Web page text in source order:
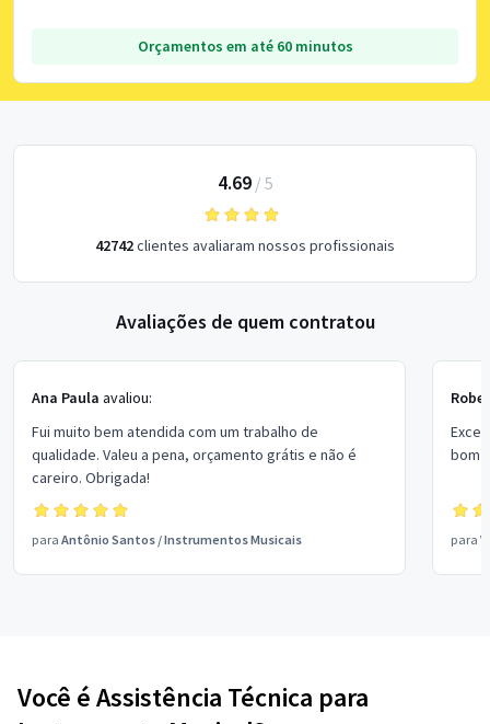
Orçamentos em até 60 minutos
4.69/ 5
42742clientes avaliaram nossos profissionais
Avaliações de quem contratou
Ana Paula avaliou:
Fui muito bem atendida com um trabalho de
qualidade. Valeu a pena, orçamento grátis e não é
careiro. Obrigada!
para Antônio Santos /Instrumentos Musicais
bom
para
Você é Assistência Técnica para